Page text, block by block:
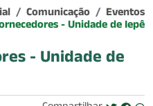
Comunicação Eventos
- Unidade de Iepê
- Unidade de